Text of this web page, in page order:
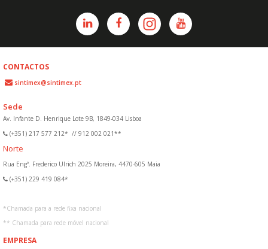
CONTACTOS
sintimex@sintimex.pt
Sede
Av. Infante D. Henrique Lote 9B, 1849-034 Lisboa
(+351) 217 577 212* // 912 002 021**
Norte
Rua Engº. Frederico Ulrich 2025 Moreira, 4470-605 Maia
(+351) 229 419 084*
*Chamada para a rede fixa nacional
** Chamada para rede móvel nacional
EMPRESA